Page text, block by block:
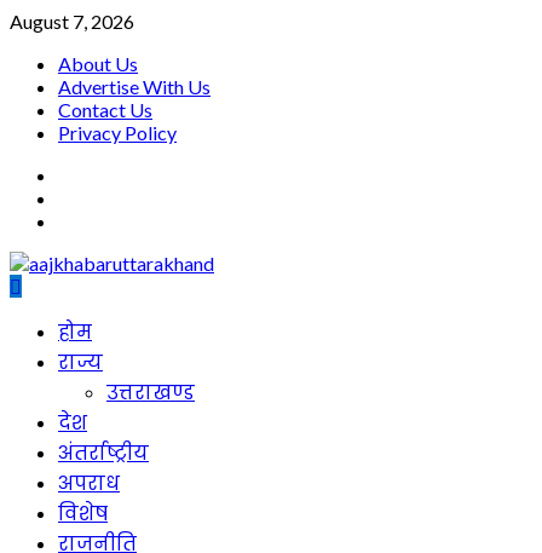
Skip
content
August 7, 2026
About Us
Advertise With Us
Contact Us
Privacy Policy
Primaryहोम
राज्य
उत्तराखण्ड
देश
अंतर्राष्ट्रीय
अपराध
विशेष
राजनीति